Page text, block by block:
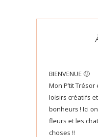
BIENVENUE 🙂
Mon P’tit
loisirs créatifs
bonheurs ! Ici
fleurs et les
choses !!